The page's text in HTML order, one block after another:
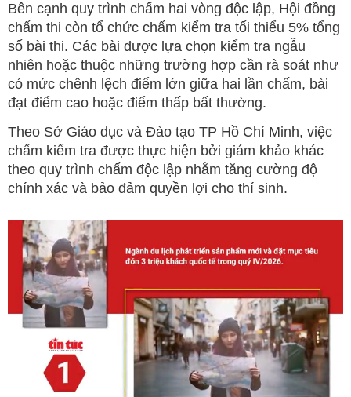
Bên cạnh quy trình chấm hai vòng độc lập, Hội đồng
chấm thi còn tổ chức chấm kiểm tra tối thiểu 5% tổng
số bài thi. Các bài được lựa chọn kiểm tra ngẫu
nhiên hoặc thuộc những trường hợp cần rà soát như
có mức chênh lệch điểm lớn giữa hai lần chấm, bài
đạt điểm cao hoặc điểm thấp bất thường.
Theo Sở Giáo dục và Đào tạo TP Hồ Chí Minh, việc
chấm kiểm tra được thực hiện bởi giám khảo khác
theo quy trình chấm độc lập nhằm tăng cường độ
chính xác và bảo đảm quyền lợi cho thí sinh.